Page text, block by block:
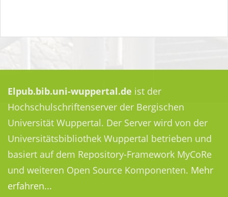
Elpub.bib.uni-wuppertal.de ist der
Hochschulschriftenserver der Bergischen
Universität Wuppertal. Der Server wird von der
Universitätsbibliothek Wuppertal betrieben und
basiert auf dem Repository-Framework MyCoRe
und weiteren Open Source Komponenten. Mehr
erfahren...